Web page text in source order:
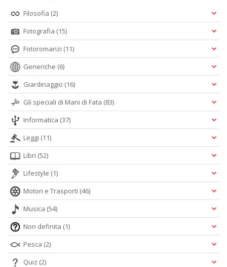
Filosofia (2)
Fotografia (15)
Fotoromanzi (11)
Generiche (6)
Giardinaggio (16)
Gli speciali di Mani di Fata (83)
Informatica (37)
Leggi (11)
Libri (52)
Lifestyle (1)
Motori e Trasporti (46)
Musica (54)
Non definita (1)
Pesca (2)
Quiz (2)